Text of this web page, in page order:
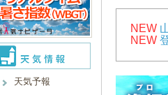
天気予報
NEW
NEW